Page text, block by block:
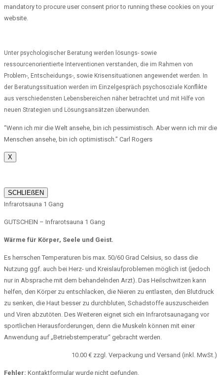
mandatory to procure user consent prior to running these cookies on your
website.
Unter psychologischer Beratung werden lösungs- sowie
ressourcenorientierte Interventionen verstanden, die im Rahmen von
Problem-, Entscheidungs-, sowie Krisensituationen angewendet werden. In
der Beratungssituation werden im Einzelgespräch psychosoziale Konflikte
aus verschiedensten Lebensbereichen näher betrachtet und mit Hilfe von
neuen Strategien und Lösungsansätzen überwunden.
“Wenn ich mir die Welt ansehe, bin ich pessimistisch. Aber wenn ich mir die
Menschen ansehe, bin ich optimistisch.” Carl Rogers
X
SCHLIEßEN
Infrarotsauna 1 Gang
GUTSCHEIN – Infrarotsauna 1 Gang
Wärme für Körper, Seele und Geist.
Es herrschen Temperaturen bis max. 50/60 Grad Celsius, so dass die
Nutzung ggf. auch bei Herz- und Kreislaufproblemen möglich ist (jedoch
nur in Absprache mit dem behandelnden Arzt). Das Heilschwitzen kann
helfen, den Körper zu entschlacken, die Nieren zu entlasten, den Blutdruck
zu senken, die Haut besser zu durchbluten, Schadstoffe auszuscheiden
und Viren abzutöten. Des Weiteren eignet sich ein Infrarotsaunagang vor
sportlichen Herausforderungen, denn die Muskeln können mit einer
Anwendung auf „Betriebstemperatur“ gebracht werden.
10.00 € zzgl. Verpackung und Versand (inkl. MwSt.)
Fehler: Kontaktformular wurde nicht gefunden.